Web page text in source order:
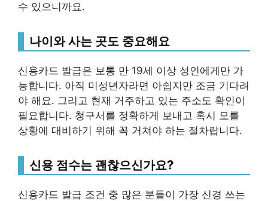
수 있으니까요.
나이와 사는 곳도 중요해요
신용카드 발급은 보통 만 19세 이상 성인에게만 가
능합니다. 아직 미성년자라면 아쉽지만 조금 기다려
야 해요. 그리고 현재 거주하고 있는 주소도 확인이
필요합니다. 청구서를 정확하게 보내고 혹시 모를
상황에 대비하기 위해 꼭 거쳐야 하는 절차랍니다.
신용 점수는 괜찮으신가요?
신용카드 발급 조건 중 많은 분들이 가장 신경 쓰는